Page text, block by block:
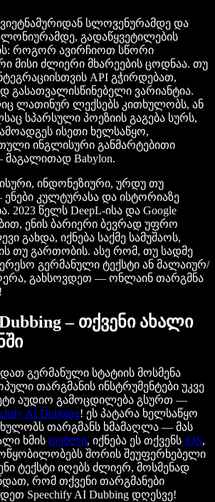
ვიეტნამურიდან სლოვენურამდე და
გადაწყვეტილების
როგორ ავირჩიოთ სწორი
მისი ძლიერი მხარეების ცოდნაა. თუ
API გჭირდებათ,
გასათვალისწინებელი ვარიანტია.
ლათინურ ლექსებს კითხულობს, ან
სპარსული პოეზიის გაგება სურს,
ისეთი ხელსაწყო,
ინგლისური განმარტებითი
მაგალითად Babylon.
ინდონეზიური, ურდუ თუ
ენები კულტურასა და ისტორიაზე
2023 წელს DeepL-ისა და Google
ენის ბარიერი ბევრად უფრო
გახდა, იქნება საქმე სამუშაოს,
თუ გართობის. ასე რომ, თუ სადმე
გერმანული ტექსტი ან მალაიურ/
გახსოვდეთ — ონლაინ თარგმნა
– თქვენი ახალი
გერმანული სტატიის მოსმენა
თარგმანის ინსტრუმენტები უკვე
აუდიო გამოცდილება გსურთ —
AI Dubbing! ეს პატარა ხელსაწყო
თარგმანს ხმამაღლა — მას
ხმის დუბლი, იქნება ეს თქვენს iOS,
შორის შეუფერხებელი
ტექსტი იღებს ძლიერ, მოსმენად
რომ თქვენი თარგმანები
Speechify AI Dubbing დღესვე!